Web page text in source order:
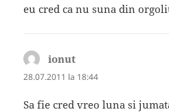
eu cred ca nu suna din
ionut
28.07.2011 la 18:44
Sa fie cred vreo luna si